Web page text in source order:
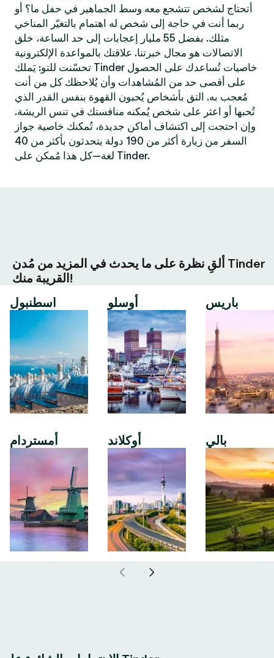
أتحتاج لشخص تتشجع معه وسط الجماهير في حفل ما؟ أو
ربما أنت في حاجة إلى شخص له اهتمام بالتغيّر المناخي
مثلك. بفضل 55 مليار إعجابات إلى حد الساعة، خلق
الاتصالات هو مجال خبرتنا. علاقتك بالمواعدة الإلكترونية
تحسّنت للتو: يَملك Tinder خاصيات تُساعدك على الحصول
على أقصى حد من المُشاهدات وأن يُلاحظك كل من أنت
مُعجب به. التق بأشخاص يُحبون القهوة بنفس القدر الذي
تُحبها أو اعثر على شخص يُمكنه منافستك في تنس الريشة.
وإن احتجت إلى اكتشاف أماكن جديدة، تُمكنك خاصية جواز
السفر من زيارة أكثر من 190 دولة يتحدثون بأكثر من 40
لغة—كل هذا مُمكن على Tinder.
ألقِ نظرة على ما يحدث في المزيد من مُدن Tinder
القريبة منك!
اسطنبول
أمستردام
أوسلو
أوكلاند
باريس
بالي